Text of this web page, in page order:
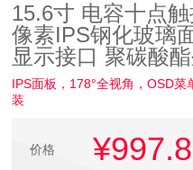
15.6寸 电容十点
像素IPS钢化玻璃
显示接口 聚碳酸
IPS面板，178°全视角，OSD
装
价格 ¥997